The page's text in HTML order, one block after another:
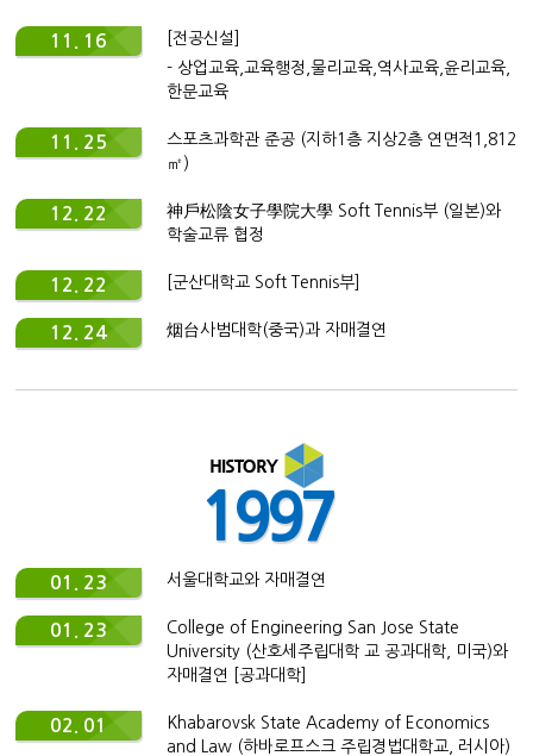
11. 16
[전공신설]
- 상업교육,교육행정,물리교육,역사교육,윤리교육,
한문교육
11. 25
스포츠과학관 준공 (지하1층 지상2층 연면적1,812
㎡)
12. 22
神戶松陰女子學院大學 Soft Tennis부 (일본)와
학술교류 협정
12. 22 [군산대학교 Soft Tennis부]
12. 24 烟台사범대학(중국)과 자매결연
1997
01. 23 서울대학교와 자매결연
01. 23
College of Engineering San Jose State
University (산호세주립대학 교 공과대학, 미국)와
자매결연 [공과대학]
02. 01
Khabarovsk State Academy of Economics
and Law (하바로프스크 주립경법대학교, 러시아)